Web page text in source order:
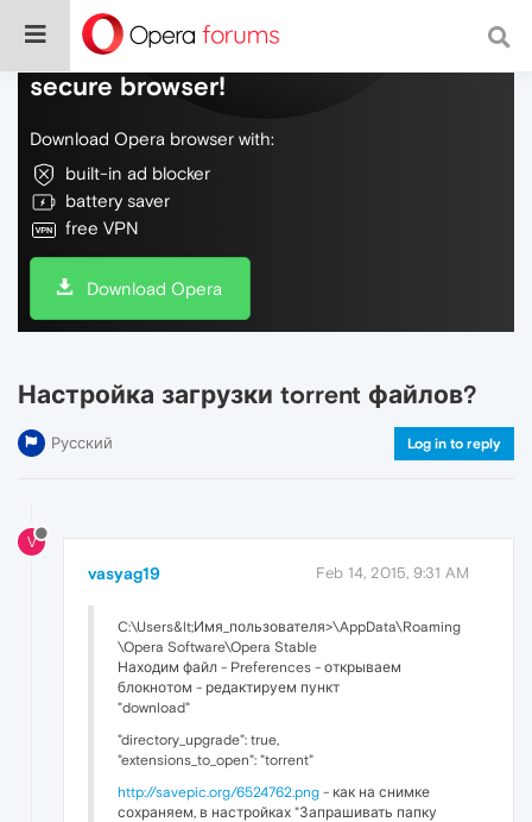
Do more on the web, with a fast and
secure browser!
Download Opera browser with:
built-in ad blocker
battery saver
free VPN
Download Opera
Настройка загрузки torrent файлов?
Русский Log in to reply
V
vasyag19 Feb 14, 2015, 9:31 AM
C:\Users&lt;Имя_пользователя>\AppData\Roaming
\Opera Software\Opera Stable
Находим файл - Preferences - открываем
блокнотом - редактируем пункт
"download"
"directory_upgrade": true,
"extensions_to_open": "torrent"
http://savepic.org/6524762.png - как на снимке
сохраняем, в настройках "Запрашивать папку